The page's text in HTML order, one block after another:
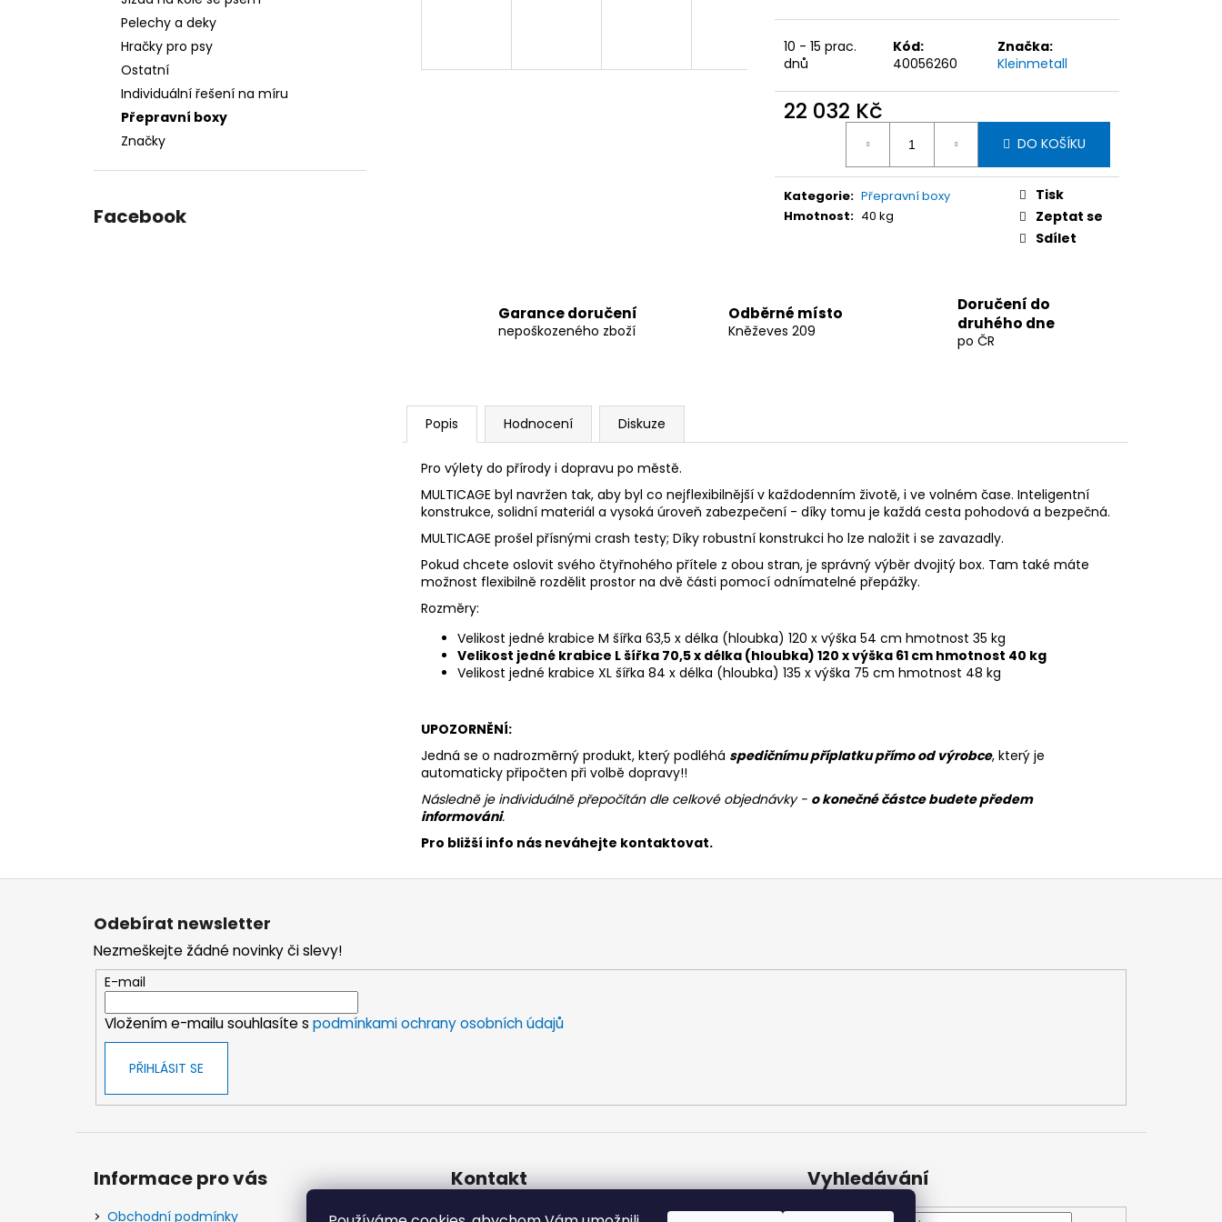
Pelechy a deky
Hračky pro psy
Ostatní
Individuální řešení na míru
Přepravní boxy
Značky
Facebook
10 - 15 prac.
dnů
Kód:
40056260
Značka:
Kleinmetall
22 032 Kč
DO KOŠÍKU
Kategorie: Přepravní boxy
Hmotnost: 40 kg
Tisk
Zeptat se
Sdílet
Garance doručení
nepoškozeného zboží
Odběrné místo
Kněževes 209
Doručení do
druhého dne
po ČR
Popis Hodnocení Diskuze
Pro výlety do přírody i dopravu po městě.
MULTICAGE byl navržen tak, aby byl co nejflexibilnější v každodenním životě, i ve volném čase. Inteligentní
konstrukce, solidní materiál a vysoká úroveň zabezpečení - díky tomu je každá cesta pohodová a bezpečná.
MULTICAGE prošel přísnými crash testy; Díky robustní konstrukci ho lze naložit i se zavazadly.
Pokud chcete oslovit svého čtyřnohého přítele z obou stran, je správný výběr dvojitý box. Tam také máte
možnost flexibilně rozdělit prostor na dvě části pomocí odnímatelné přepážky.
Rozměry:
Velikost jedné krabice M šířka 63,5 x délka (hloubka) 120 x výška 54 cm hmotnost 35 kg
Velikost jedné krabice L šířka 70,5 x délka (hloubka) 120 x výška 61 cm hmotnost 40 kg
Velikost jedné krabice XL šířka 84 x délka (hloubka) 135 x výška 75 cm hmotnost 48 kg
UPOZORNĚNÍ:
Jedná se o nadrozměrný produkt, který podléhá spedičnímu příplatku přímo od výrobce, který je
automaticky připočten při volbě dopravy!!
Následně je individuálně přepočítán dle celkové objednávky - o konečné částce budete předem
informováni.
Pro bližší info nás neváhejte kontaktovat.
2 927 Kč
Původně: 4 123 Kč
Z
Odebírat newsletter
Nezmeškejte žádné novinky či slevy!
E-mail
Vložením e-mailu souhlasíte s podmínkami ochrany osobních údajů
PŘIHLÁSIT SE
Informace pro vás
Obchodní podmínky
Kontakt
info@extrapet.cz
Vyhledávání